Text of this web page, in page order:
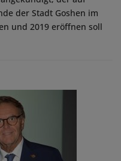
der Stadt Goshen im
und 2019 eröffnen soll